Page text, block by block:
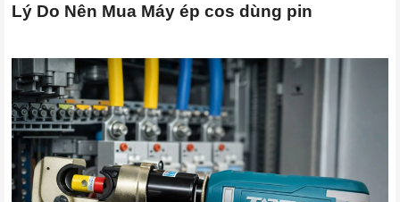
Lý Do Nên Mua Máy ép cos dùng pin